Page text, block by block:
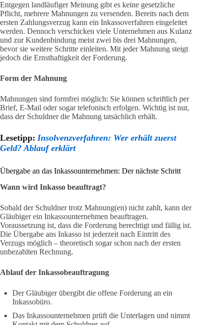
Entgegen landläufiger Meinung gibt es keine gesetzliche
Pflicht, mehrere Mahnungen zu versenden. Bereits nach dem
ersten Zahlungsverzug kann ein Inkassoverfahren eingeleitet
werden. Dennoch verschicken viele Unternehmen aus Kulanz
und zur Kundenbindung meist zwei bis drei Mahnungen,
bevor sie weitere Schritte einleiten. Mit jeder Mahnung steigt
jedoch die Ernsthaftigkeit der Forderung.
Form der Mahnung
Mahnungen sind formfrei möglich: Sie können schriftlich per
Brief, E-Mail oder sogar telefonisch erfolgen. Wichtig ist nur,
dass der Schuldner die Mahnung tatsächlich erhält.
Lesetipp: Insolvenzverfahren: Wer erhält zuerst
Geld? Ablauf erklärt
Übergabe an das Inkassounternehmen: Der nächste Schritt
Wann wird Inkasso beauftragt?
Sobald der Schuldner trotz Mahnung(en) nicht zahlt, kann der
Gläubiger ein Inkassounternehmen beauftragen.
Voraussetzung ist, dass die Forderung berechtigt und fällig ist.
Die Übergabe ans Inkasso ist jederzeit nach Eintritt des
Verzugs möglich – theoretisch sogar schon nach der ersten
unbezahlten Rechnung.
Ablauf der Inkassobeauftragung
Der Gläubiger übergibt die offene Forderung an ein
Inkassobüro.
Das Inkassounternehmen prüft die Unterlagen und nimmt